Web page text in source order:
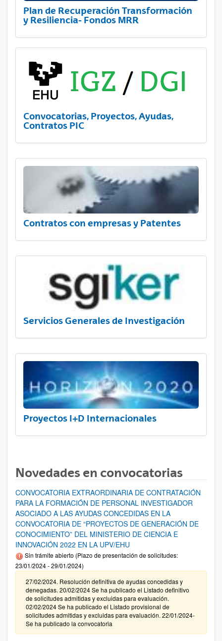
Plan de Recuperación Transformación
y Resiliencia- Fondos MRR
Convocatorias, Proyectos, Ayudas,
Contratos PIC
Contratos con empresas y Patentes
Servicios Generales de Investigación
Proyectos I+D Internacionales
Novedades en convocatorias
CONVOCATORIA EXTRAORDINARIA DE CONTRATACIÓN
PARA LA FORMACIÓN DE PERSONAL INVESTIGADOR
ASOCIADO A LAS AYUDAS CONCEDIDAS EN LA
CONVOCATORIA DE “PROYECTOS DE GENERACIÓN DE
CONOCIMIENTO” DEL MINISTERIO DE CIENCIA E
INNOVACIÓN 2022 EN LA UPV/EHU
Sin trámite abierto (Plazo de presentación de solicitudes:
23/01/2024 - 29/01/2024)
27/02/2024. Resolución definitiva de ayudas concedidas y
denegadas. 20/02/2024 Se ha publicado el Listado definitivo
de solicitudes admitidas y excluidas para evaluación.
02/02/2024 Se ha publicado el Listado provisional de
solicitudes admitidas y excluidas para evaluación. 22/01/2024-
Se ha publicado la convocatoria